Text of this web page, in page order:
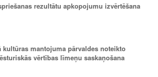
rezultātu apkopojumu izvērtēšana
kultūras mantojuma pārvaldes noteikto
vērtības līmeņu saskaņošana